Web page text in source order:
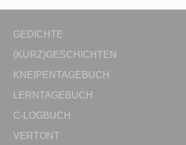
GEDICHTE
(KURZ)GESCHICHTEN
KNEIPENTAGEBUCH
LERNTAGEBUCH
C-LOGBUCH
VERTONT